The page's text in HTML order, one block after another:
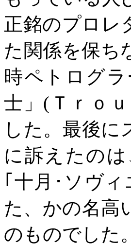
正銘のプロレ
た関係を保ち
時ペトログ
士」 ( Ｔｒｏ
した。最後に
に訴えたの
｢十月･ソヴ
た、かの名高
のものでした。